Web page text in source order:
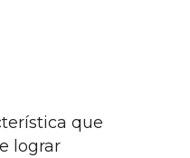
que
lograr